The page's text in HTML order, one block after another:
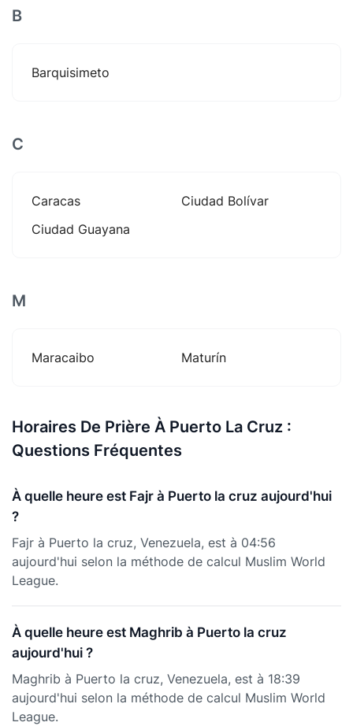
B
Barquisimeto
C
Caracas
Ciudad Bolívar
Ciudad Guayana
M
Maracaibo Maturín
Horaires De Prière À Puerto La Cruz :
Questions Fréquentes
À quelle heure est Fajr à Puerto la cruz aujourd'hui
?
Fajr à Puerto la cruz, Venezuela, est à 04:56
aujourd'hui selon la méthode de calcul Muslim World
League.
À quelle heure est Maghrib à Puerto la cruz
aujourd'hui ?
Maghrib à Puerto la cruz, Venezuela, est à 18:39
aujourd'hui selon la méthode de calcul Muslim World
League.